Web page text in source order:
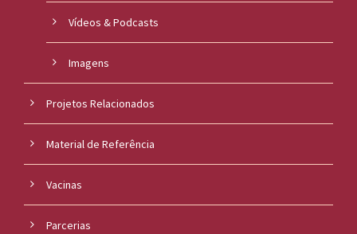
Vídeos & Podcasts
Imagens
Projetos Relacionados
Material de Referência
Vacinas
Parcerias